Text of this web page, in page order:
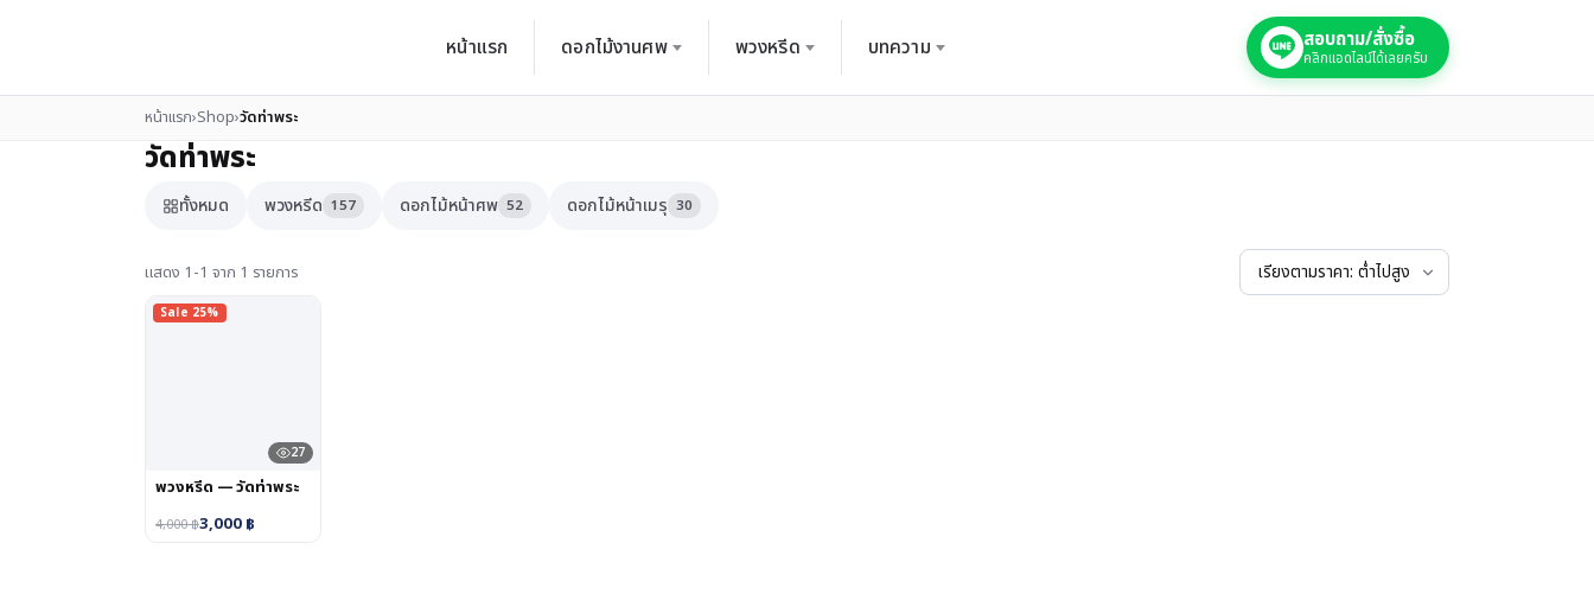
หน้าแรก ดอกไม้งานศพ พวงหรีด บทความ สอบถาม/สั่งซื้อ
คลิกแอดไลน์ได้เลยครับ
หน้าแรก›Shop›วัดท่าพระ
วัดท่าพระ
ทั้งหมด พวงหรีด 157 ดอกไม้หน้าศพ 52 ดอกไม้หน้าเมรุ 30
แสดง 1-1 จาก 1 รายการ
Sale 25%
27
พวงหรีด — วัดท่าพระ
4,000฿3,000 ฿